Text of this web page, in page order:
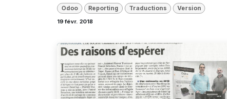
Odoo Reporting Traductions Version
19 févr. 2018